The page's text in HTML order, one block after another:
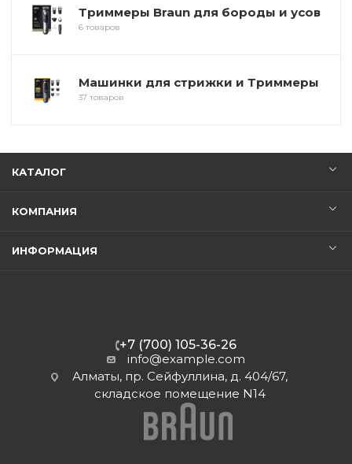
Триммеры Braun для бороды и усов
6 товаров
Машинки для стрижки и Триммеры
37 товаров
КАТАЛОГ
КОМПАНИЯ
ИНФОРМАЦИЯ
+7 (700) 105-36-26
info@example.com
Алматы, пр. Сейфуллина, д. 404/67,
складское помещение N14